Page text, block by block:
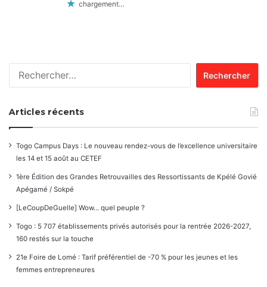
chargement…
Articles récents
Togo Campus Days : Le nouveau rendez-vous de l’excellence universitaire
les 14 et 15 août au CETEF
1ère Édition des Grandes Retrouvailles des Ressortissants de Kpélé Govié
Apégamé / Sokpé
[LeCoupDeGuelle] Wow… quel peuple ?
Togo : 5 707 établissements privés autorisés pour la rentrée 2026-2027,
160 restés sur la touche
21e Foire de Lomé : Tarif préférentiel de -70 % pour les jeunes et les
femmes entrepreneures